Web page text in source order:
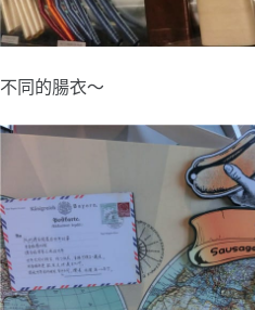
不同的腸衣～